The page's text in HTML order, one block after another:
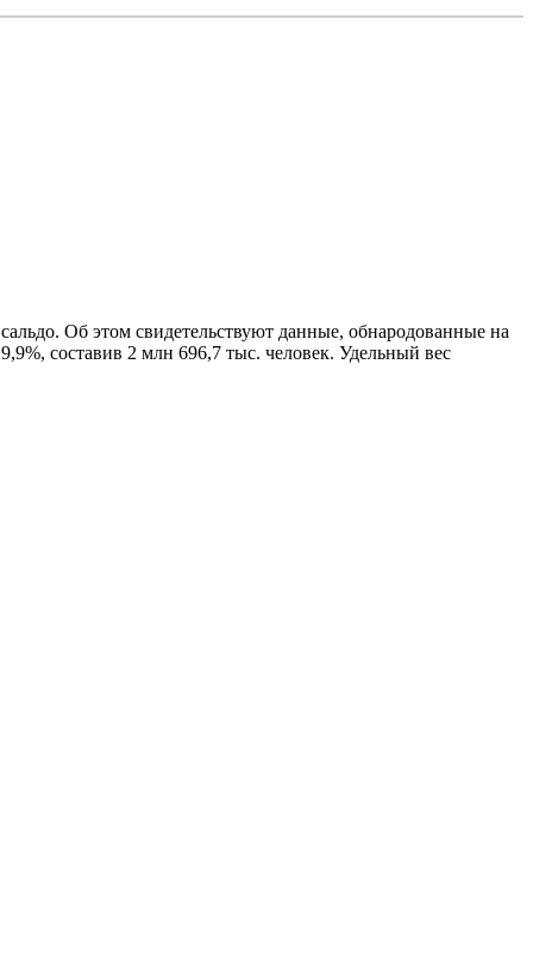
Об этом свидетельствуют данные, обнародованные на
составив 2 млн 696,7 тыс. человек. Удельный вес